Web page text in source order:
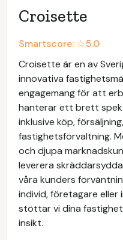
Croisette
Smartscore: ☆5.0
Croisette är en av
innovativa
engagemang för att
hanterar ett brett
inklusive köp,
fastighetsförvaltning.
och djupa
leverera
våra kunders
individ, företagare
stöttar vi dina
insikt.